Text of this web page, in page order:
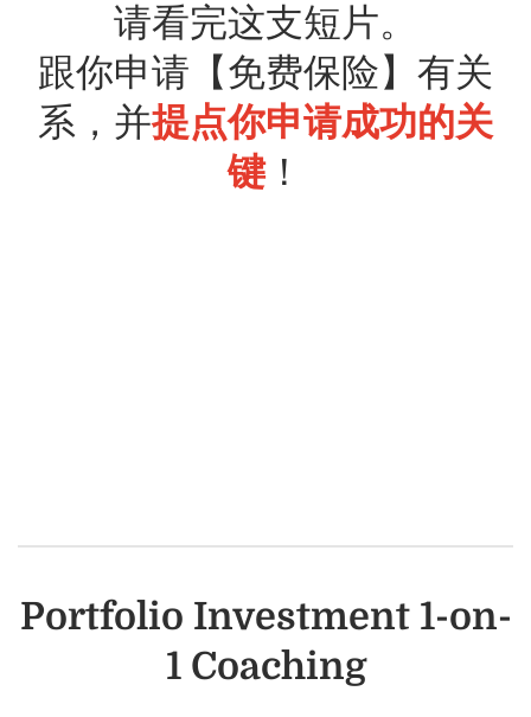
请看完这支短片。
跟你申请【免费保险】有关
系，并提点你申请成功的关
键！
Portfolio Investment 1-on-
1 Coaching